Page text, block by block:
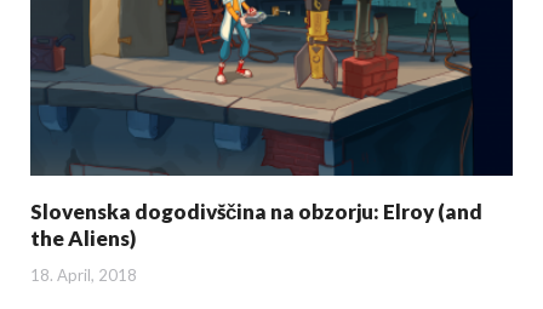
Slovenska dogodivščina na obzorju: Elroy (and
the Aliens)
18. April, 2018